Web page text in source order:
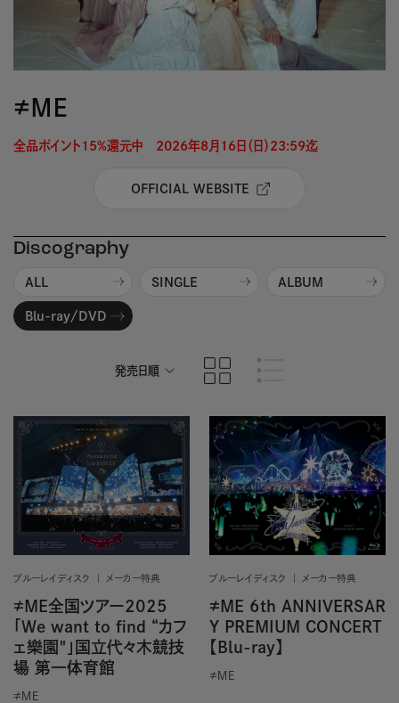
≠ＭＥ
全品ポイント15%還元中　2026年8月16日（日）23:59迄
OFFICIAL WEBSITE
Discography
ALL SINGLE ALBUM
Blu-ray/DVD
発売日順
ブルーレイディスク メーカー特典
≠ME全国ツアー2025
「We want to find “カフ
ェ樂園"」国立代々木競技
場 第一体育館
≠ＭＥ
ブルーレイディスク メーカー特典
≠ME 6th ANNIVERSAR
Y PREMIUM CONCERT
【Blu-ray】
≠ＭＥ